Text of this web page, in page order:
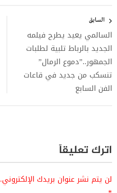
المقالات
السابق
السالمي يعيد يطرح فيلمه
الجديد بالرباط تلبية لطلبات
الجمهور..”دموع الرمال”
تنسكب من جديد في قاعات
الفن السابع
اترك تعليقاً
لن يتم نشر عنوان بريدك الإلكتروني.